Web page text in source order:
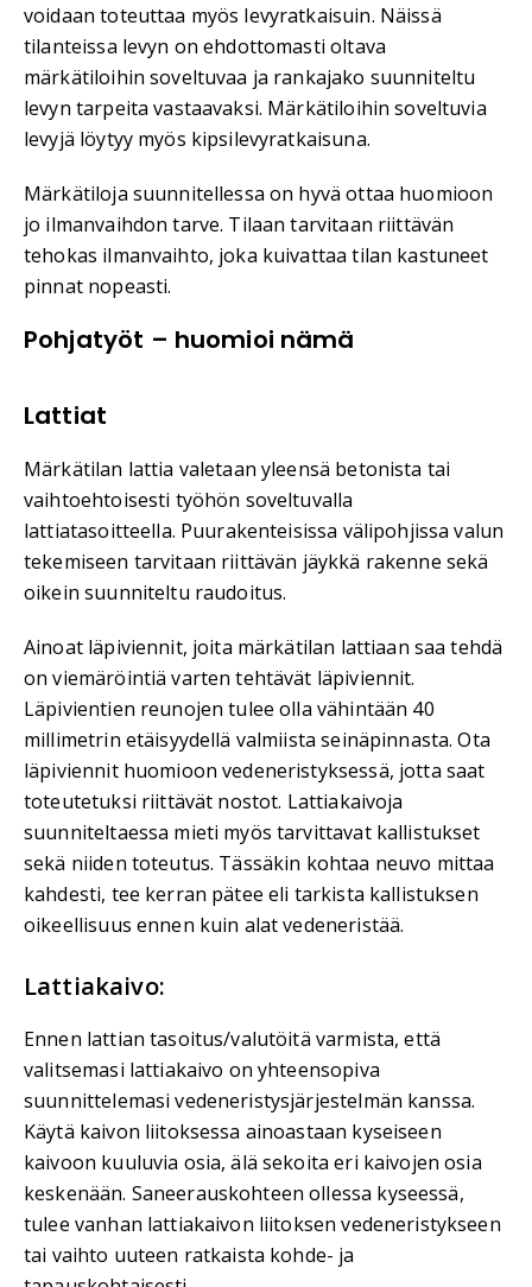
voidaan toteuttaa myös levyratkaisuin. Näissä
tilanteissa levyn on ehdottomasti oltava
märkätiloihin soveltuvaa ja rankajako suunniteltu
levyn tarpeita vastaavaksi. Märkätiloihin soveltuvia
levyjä löytyy myös kipsilevyratkaisuna.
Märkätiloja suunnitellessa on hyvä ottaa huomioon
jo ilmanvaihdon tarve. Tilaan tarvitaan riittävän
tehokas ilmanvaihto, joka kuivattaa tilan kastuneet
pinnat nopeasti.
Pohjatyöt – huomioi nämä
Lattiat
Märkätilan lattia valetaan yleensä betonista tai
vaihtoehtoisesti työhön soveltuvalla
lattiatasoitteella. Puurakenteisissa välipohjissa valun
tekemiseen tarvitaan riittävän jäykkä rakenne sekä
oikein suunniteltu raudoitus.
Ainoat läpiviennit, joita märkätilan lattiaan saa tehdä
on viemäröintiä varten tehtävät läpiviennit.
Läpivientien reunojen tulee olla vähintään 40
millimetrin etäisyydellä valmiista seinäpinnasta. Ota
läpiviennit huomioon vedeneristyksessä, jotta saat
toteutetuksi riittävät nostot. Lattiakaivoja
suunniteltaessa mieti myös tarvittavat kallistukset
sekä niiden toteutus. Tässäkin kohtaa neuvo mittaa
kahdesti, tee kerran pätee eli tarkista kallistuksen
oikeellisuus ennen kuin alat vedeneristää.
Lattiakaivo:
Ennen lattian tasoitus/valutöitä varmista, että
valitsemasi lattiakaivo on yhteensopiva
suunnittelemasi vedeneristysjärjestelmän kanssa.
Käytä kaivon liitoksessa ainoastaan kyseiseen
kaivoon kuuluvia osia, älä sekoita eri kaivojen osia
keskenään. Saneerauskohteen ollessa kyseessä,
tulee vanhan lattiakaivon liitoksen vedeneristykseen
tai vaihto uuteen ratkaista kohde- ja